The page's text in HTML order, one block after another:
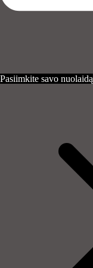
Pasiimkite savo nuolaidą